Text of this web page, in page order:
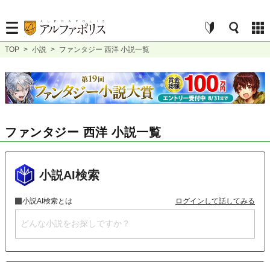
TOP > 小説 > ファンタジー 西洋 小説一覧
ファンタジー 西洋 小説一覧
小説AI検索
小説AI検索とは ログインして話してみる